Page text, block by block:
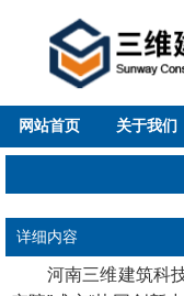
网站首页 关于我们
详细内容
河南三维建筑科技